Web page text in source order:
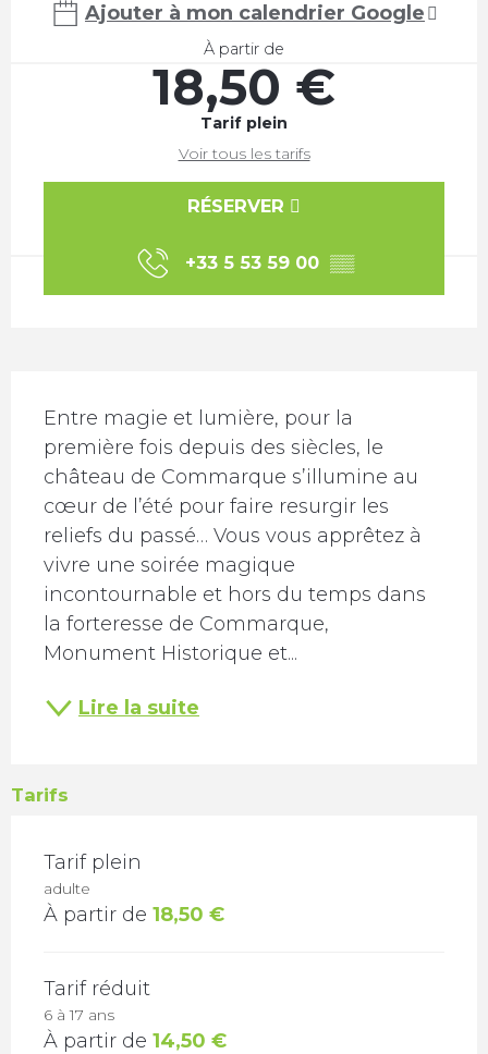
Ajouter à mon calendrier Google
À partir de
18,50 €
Tarif plein
Voir tous les tarifs
RÉSERVER
+33 5 53 59 00 ▒▒
Description
Entre magie et lumière, pour la
première fois depuis des siècles, le
château de Commarque s’illumine au
cœur de l’été pour faire resurgir les
reliefs du passé… Vous vous apprêtez à
vivre une soirée magique
incontournable et hors du temps dans
la forteresse de Commarque,
Monument Historique et...
Lire la suite
Tarifs
TARIFS 2026
Tarif plein
adulte
À partir de 18,50 €
Tarif réduit
6 à 17 ans
À partir de 14,50 €